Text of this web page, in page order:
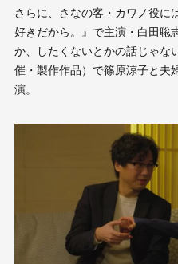
さらに、さなの客・カワノ役に
好きだから。』で主演・白田聡
か、したくないとかの話じゃな
催・製作作品）で篠原涼子と夫
演。